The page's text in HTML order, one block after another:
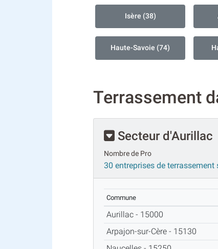
Isère (38)
Haute-Savoie (74)
Terrassement
Secteur d'Aurillac
Nombre de Pro
30 entreprises de terrassement
Commune
Aurillac - 15000
Arpajon-sur-Cère - 15130